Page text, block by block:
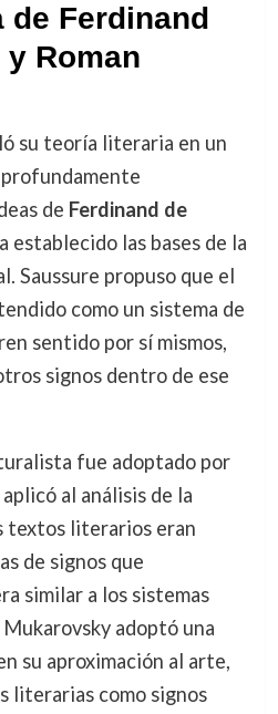
de Ferdinand
Roman
su teoría literaria en un
de Ferdinand de
establecido las bases de la
Saussure propuso que el
como un sistema de
sentido por sí mismos,
signos dentro de ese
fue adoptado por
al análisis de la
textos literarios eran
de signos que
similar a los sistemas
adoptó una
su aproximación al arte,
literarias como signos